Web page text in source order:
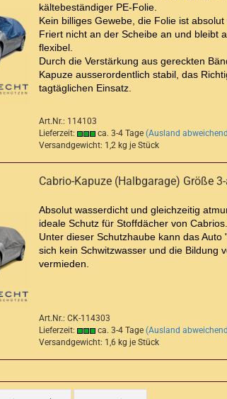
kältebeständiger PE-Folie.
Kein billiges Gewebe, die Folie ist absolut
Friert nicht an der Scheibe an und bleibt
flexibel.
Durch die Verstärkung aus gereckten
Kapuze ausserordentlich stabil, das
tagtäglichen Einsatz.
Art.Nr.: 114103
Lieferzeit:
ca. 3-4 Tage (Ausland
Versandgewicht: 1,2 kg je Stück
Cabrio-Kapuze (Halbgarage) Größe
Absolut wasserdicht und gleichzeitig
ideale Schutz für Stoffdächer von Cabrios.
Unter dieser Schutzhaube kann das Auto
sich kein Schwitzwasser und die Bildung
vermieden.
Art.Nr.: CK-114303
Lieferzeit:
ca. 3-4 Tage (Ausland
Versandgewicht: 1,6 kg je Stück